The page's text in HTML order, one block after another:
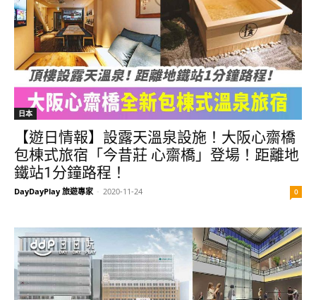
日本
【遊日情報】設露天溫泉設施！大阪心齋橋
包棟式旅宿「今昔莊 心齋橋」登場！距離地
鐵站1分鐘路程！
DayDayPlay 旅遊專家 - 2020-11-24 0